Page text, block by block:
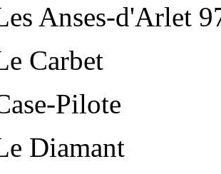
Anses-d'Arlet
Carbet
Pilote
Diamant